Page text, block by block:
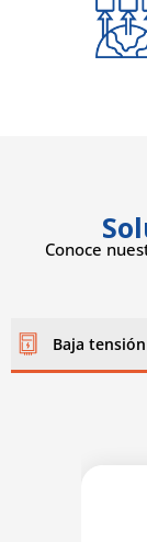
Conoce
Baja tensión